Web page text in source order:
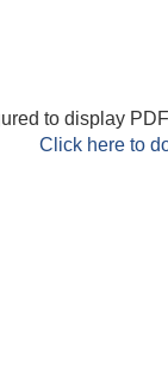
to display
Click here to